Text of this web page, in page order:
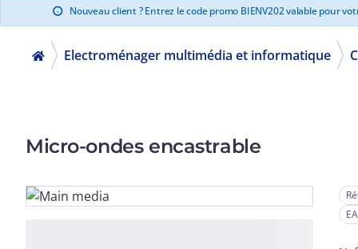
info Nouveau client ? Entrez le code promo BIENV202 valable pour
Electroménager multimédia et informatique
Micro-ondes encastrable